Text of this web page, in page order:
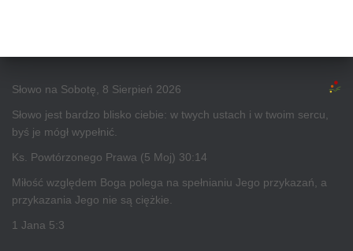
Słowo na Sobotę, 8 Sierpień 2026
Słowo jest bardzo blisko ciebie: w twych ustach i w twoim sercu,
byś je mógł wypełnić.
Ks. Powtórzonego Prawa (5 Moj) 30:14
Miłość względem Boga polega na spełnianiu Jego przykazań, a
przykazania Jego nie są ciężkie.
1 Jana 5:3